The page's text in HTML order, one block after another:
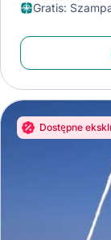
Gratis:
Dostępne